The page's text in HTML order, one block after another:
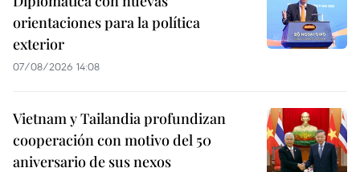
orientaciones para la política
exterior
07/08/2026 14:08
Vietnam y Tailandia profundizan
cooperación con motivo del 50
aniversario de sus nexos